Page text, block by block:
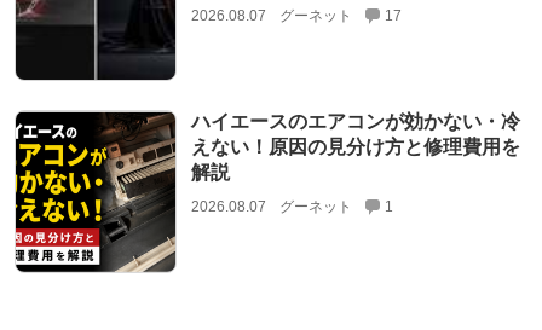
2026.08.07 グーネット 17
ハイエースのエアコンが効かない・冷
えない！原因の見分け方と修理費用を
解説
2026.08.07 グーネット 1